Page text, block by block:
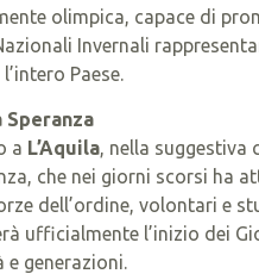
olimpica, capace di
Invernali
Paese.
Speranza
a L’Aquila, nella suggestiva
che nei giorni scorsi ha
dell’ordine, volontari e
ufficialmente l’inizio dei
generazioni.